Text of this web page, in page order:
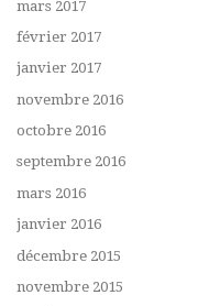
mars 2017
février 2017
janvier 2017
novembre 2016
octobre 2016
septembre 2016
mars 2016
janvier 2016
décembre 2015
novembre 2015